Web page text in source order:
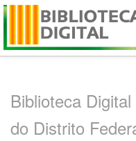
Skip
Biblioteca
do Distrito